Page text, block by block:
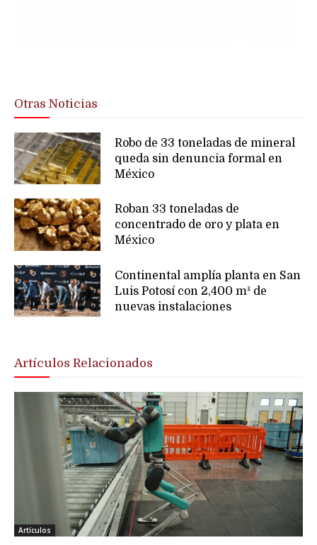
Otras Noticias
Robo de 33 toneladas de mineral
queda sin denuncia formal en
México
Roban 33 toneladas de
concentrado de oro y plata en
México
Continental amplía planta en San
Luis Potosí con 2,400 m² de
nuevas instalaciones
Artículos Relacionados
Artículos